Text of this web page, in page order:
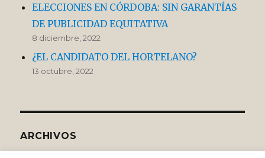
ELECCIONES EN CÓRDOBA: SIN GARANTÍAS
DE PUBLICIDAD EQUITATIVA
8 diciembre, 2022
¿EL CANDIDATO DEL HORTELANO?
13 octubre, 2022
ARCHIVOS